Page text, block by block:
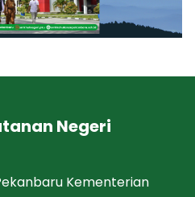
Negeri
Kementerian